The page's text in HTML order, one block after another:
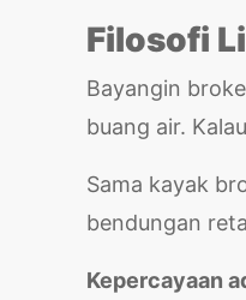
Filosofi
Bayangin
buang air.
Sama kayak
bendungan
Kepercayaan